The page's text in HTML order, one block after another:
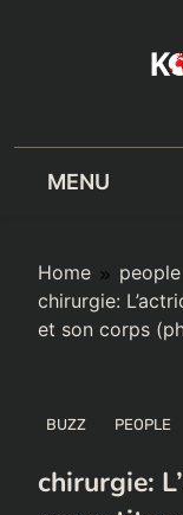
MENU
Home
people
chirurgie:
et son corps
BUZZ PEOPLE
chirurgie: